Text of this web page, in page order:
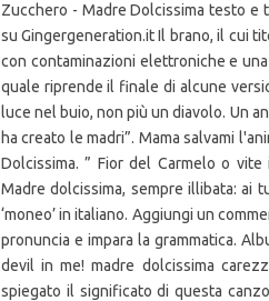
Zucchero - Madre Dolcissima testo
su Gingergeneration.it Il brano, il cui
con contaminazioni elettroniche e
quale riprende il finale di alcune
luce nel buio, non più un diavolo. Un
ha creato le madri”. Mama salvami
Dolcissima. ” Fior del Carmelo o
Madre dolcissima, sempre illibata: ai
‘moneo’ in italiano. Aggiungi un
pronuncia e impara la grammatica.
devil in me! madre dolcissima
spiegato il significato di questa